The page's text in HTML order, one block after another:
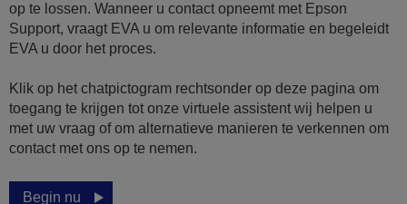
op te lossen. Wanneer u contact opneemt met Epson
Support, vraagt EVA u om relevante informatie en begeleidt
EVA u door het proces.
Klik op het chatpictogram rechtsonder op deze pagina om
toegang te krijgen tot onze virtuele assistent wij helpen u
met uw vraag of om alternatieve manieren te verkennen om
contact met ons op te nemen.
Begin nu